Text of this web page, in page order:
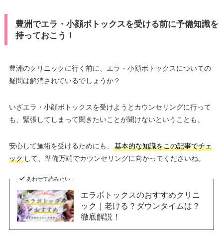
豊洲でエラ・小顔ボトックスを受ける前に予備知識を
持っておこう！
豊洲のクリニックに行く前に、エラ・小顔ボトックスについての
疑問は解消されているでしょうか？
いざエラ・小顔ボトックスを受けようとカウンセリングに行って
も、緊張してしまって聞きたいことが聞けないということも。
安心して施術を受けるためにも、
基本的な知識をこの記事でチェ
ックして、準備万端でカウンセリングに向かってくださいね。
あわせて読みたい
エラボトックスのおすすめクリニ
ック｜老ける？ダウンタイムは？
徹底解説！